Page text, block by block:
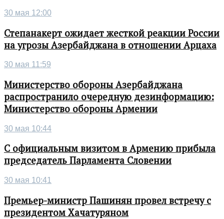
30 мая 12:00
Степанакерт ожидает жесткой реакции России
на угрозы Азербайджана в отношении Арцаха
30 мая 11:59
Министерство обороны Азербайджана
распространило очередную дезинформацию:
Министерство обороны Армении
30 мая 10:44
С официальным визитом в Армению прибыла
председатель Парламента Словении
30 мая 10:41
Премьер-министр Пашинян провел встречу с
президентом Хачатуряном